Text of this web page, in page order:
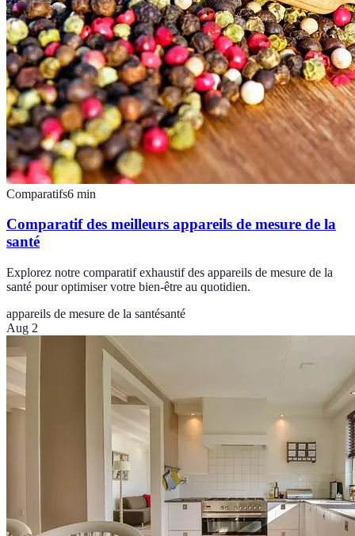
Comparatifs6 min
Comparatif des meilleurs appareils de mesure de la
santé
Explorez notre comparatif exhaustif des appareils de mesure de la
santé pour optimiser votre bien-être au quotidien.
appareils de mesure de la santésanté
Aug 2